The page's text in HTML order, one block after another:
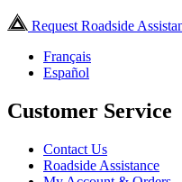
Request Roadside
Français
Español
Customer Service
Contact Us
Roadside Assistance